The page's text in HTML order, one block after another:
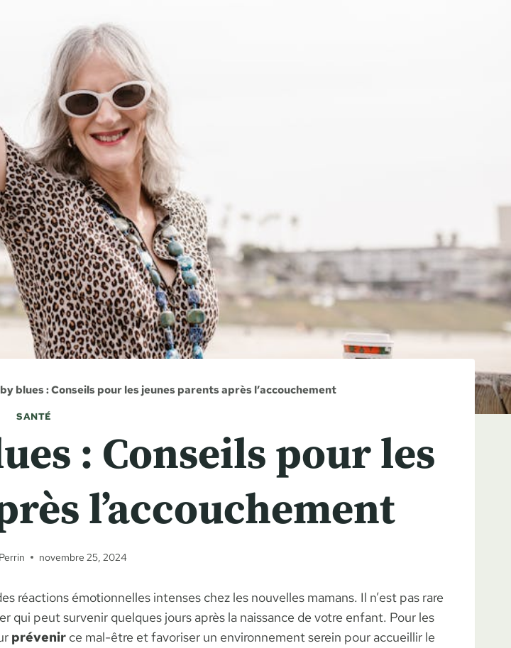
blues : Conseils pour les jeunes parents après l’accouchement
SANTÉ
: Conseils pour les
l’accouchement
novembre 25, 2024
réactions émotionnelles intenses chez les nouvelles mamans. Il n’est pas rare
qui peut survenir quelques jours après la naissance de votre enfant. Pour les
prévenir ce mal-être et favoriser un environnement serein pour accueillir le